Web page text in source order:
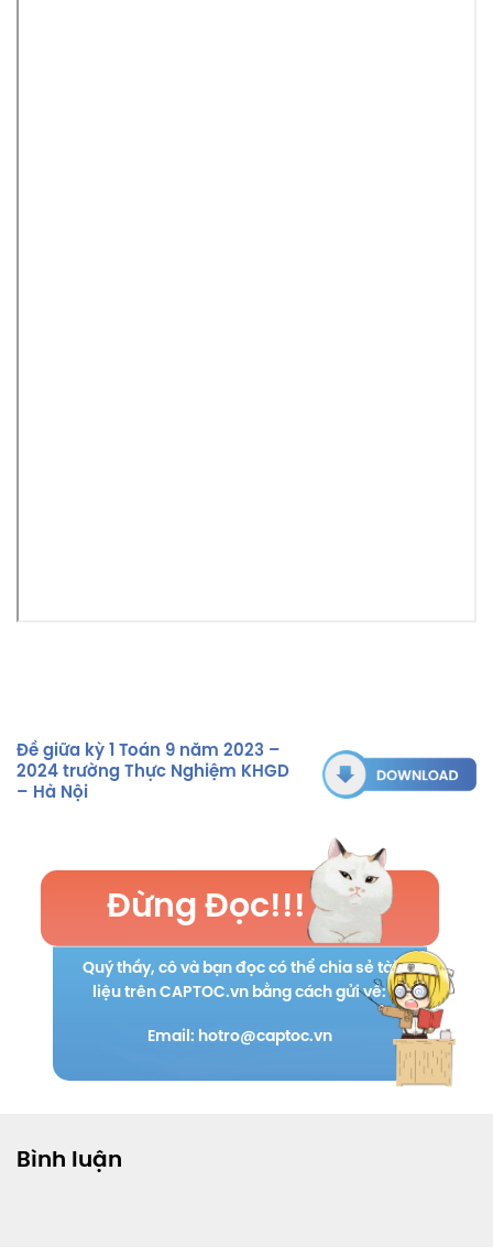
Đề giữa kỳ 1 Toán 9 năm 2023 –
2024 trường Thực Nghiệm KHGD
– Hà Nội
Đừng Đọc!!!
Quý thầy, cô và bạn đọc có thể chia sẻ tài
liệu trên CAPTOC.vn bằng cách gửi về:
Email: hotro@captoc.vn
Bình luận